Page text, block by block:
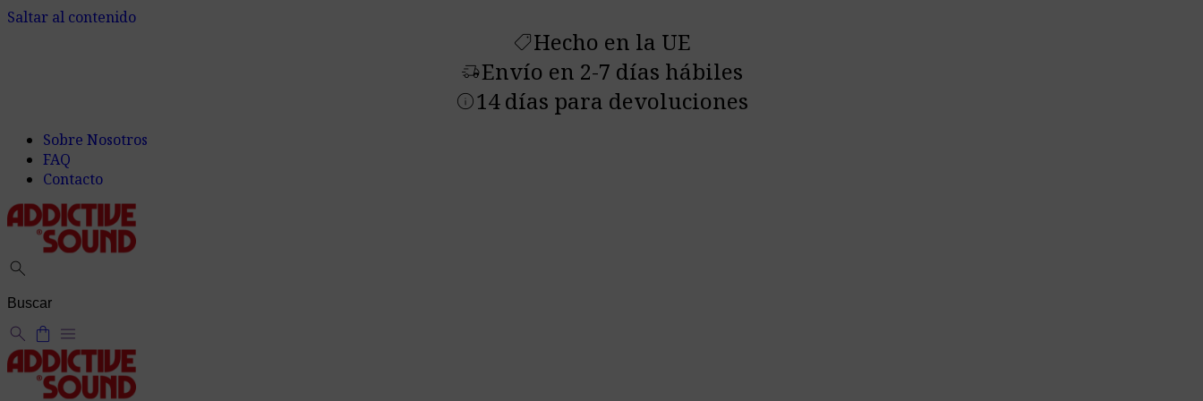
Saltar al contenido
shoppingmodeHecho en la UE
delivery_truck_speedEnvío en 2-7 días hábiles
info14 días para devoluciones
Sobre Nosotros
FAQ
Contacto
search
search shopping_bag menu